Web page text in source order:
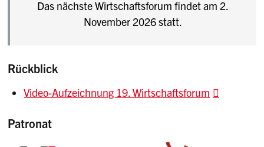
Das nächste Wirtschaftsforum findet am 2.
November 2026 statt.
Rückblick
Video-Aufzeichnung 19. Wirtschaftsforum
Patronat